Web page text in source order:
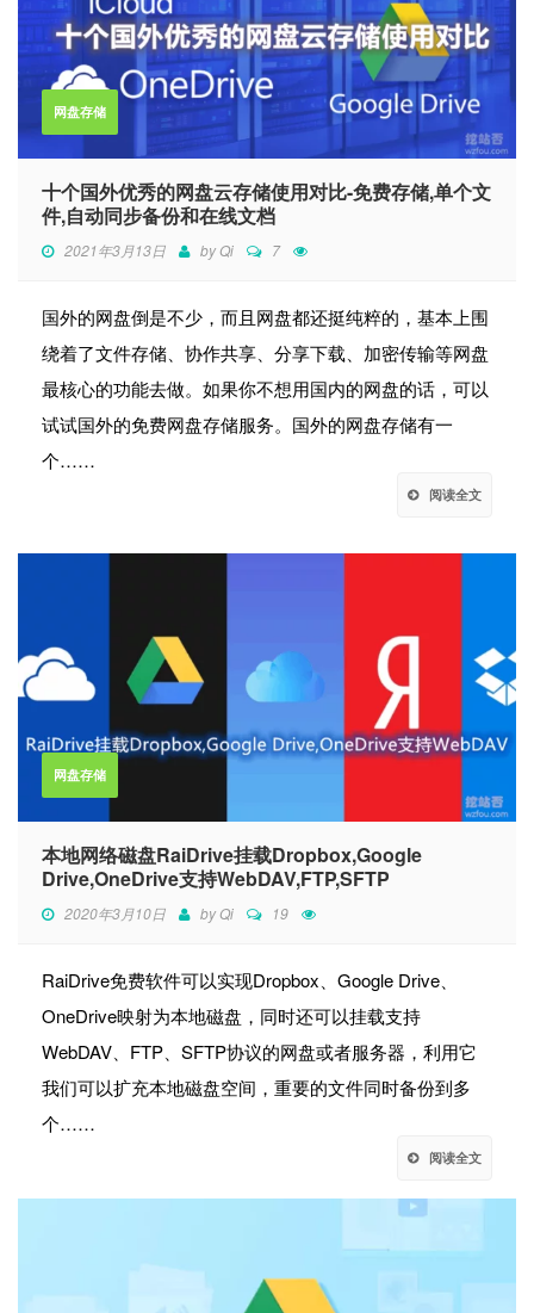
网盘存储
十个国外优秀的网盘云存储使用对比-免费存储,单个文
件,自动同步备份和在线文档
2021年3月13日 byQi 7
国外的网盘倒是不少，而且网盘都还挺纯粹的，基本上围
绕着了文件存储、协作共享、分享下载、加密传输等网盘
最核心的功能去做。如果你不想用国内的网盘的话，可以
试试国外的免费网盘存储服务。国外的网盘存储有一
个……
阅读全文
网盘存储
本地网络磁盘RaiDrive挂载Dropbox,Google
Drive,OneDrive支持WebDAV,FTP,SFTP
2020年3月10日 byQi 19
RaiDrive免费软件可以实现Dropbox、Google Drive、
OneDrive映射为本地磁盘，同时还可以挂载支持
WebDAV、FTP、SFTP协议的网盘或者服务器，利用它
我们可以扩充本地磁盘空间，重要的文件同时备份到多
个……
阅读全文